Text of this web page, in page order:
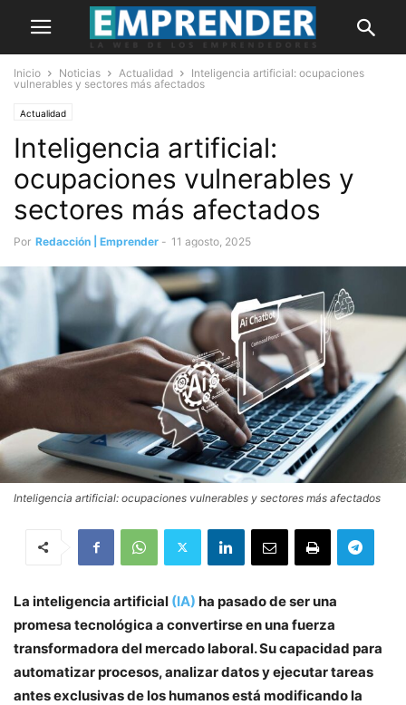
Inicio Noticias Actualidad
Inteligencia artificial: ocupaciones
vulnerables y sectores más afectados
Actualidad
Inteligencia artificial:
ocupaciones vulnerables y
sectores más afectados
Por Redacción | Emprender - 11 agosto, 2025
Inteligencia artificial: ocupaciones vulnerables y sectores más afectados
La inteligencia artificial (IA) ha pasado de ser una
promesa tecnológica a convertirse en una fuerza
transformadora del mercado laboral. Su capacidad para
automatizar procesos, analizar datos y ejecutar tareas
antes exclusivas de los humanos está modificando la